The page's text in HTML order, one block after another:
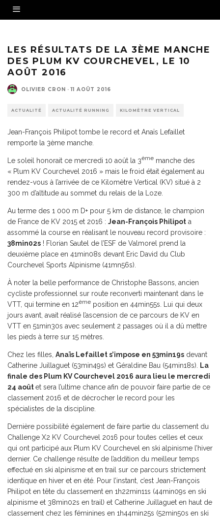
LES RÉSULTATS DE LA 3ÈME MANCHE
DES PLUM KV COURCHEVEL, LE 10
AOÛT 2016
OLIVIER CRON · 11 AOÛT 2016
ACTUALITÉ ACTUALITÉ RUNNING KILOMÈTRE VERTICAL
Jean-François Philipot tombe le record et Anaïs Lefaillet
remporte la 3ème manche.
Le soleil honorait ce mercredi 10 août la 3ème manche des
« Plum KV Courchevel 2016 » mais le froid était également au
rendez-vous à l’arrivée de ce Kilomètre Vertical (KV) situé à 2
300 m d’altitude au sommet du relais de la Loze.
Au terme des 1 000 m D+ pour 5 km de distance, le champion
de France de KV 2015 et 2016 : Jean-François Philipot a
assommé la course en réalisant le nouveau record provisoire :
38min02s ! Florian Sautel de l’ESF de Valmorel prend la
deuxième place en 41min08s devant Eric David du Club
Courchevel Sports Alpinisme (41mn56s).
À noter la belle performance de Christophe Bassons, ancien
cycliste professionnel sur route reconverti maintenant dans le
VTT, qui termine en 12ème position en 44min55s. Lui qui deux
jours avant, avait réalisé l’ascension de ce parcours de KV en
VTT en 51min30s avec seulement 2 passages où il a dû mettre
les pieds à terre sur 15 mètres.
Chez les filles, Anaïs Lefaillet s’impose en 53min19s devant
Catherine Juillaguet (53min49s) et Géraldine Bau (54min18s).
La
finale des Plum KV Courchevel 2016 aura lieu le mercredi
24 aoûtet sera l’ultime chance afin de pouvoir faire partie de ce
classement 2016 et de décrocher le record pour les
spécialistes de la discipline.
Dernière possibilité également de faire partie du classement du
Challenge X2 KV Courchevel 2016 pour toutes celles et ceux
qui ont participé aux Plum KV Courchevel en ski alpinisme l’hiver
dernier. Ce challenge résulte de l’addition du meilleur temps
effectué en ski alpinisme et en trail sur ce parcours strictement
identique en hiver et en été. Pour l’instant, c’est Jean-François
Philipot en tête du classement en 1h22min11s (44min09s en ski
alpinisme et 38min02s en trail) et Catherine Juillaguet en haut de
classement chez les féminines en 1h44min25s (52min50s en ski